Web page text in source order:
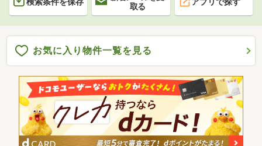
取る
お気に入り物件一覧を見る